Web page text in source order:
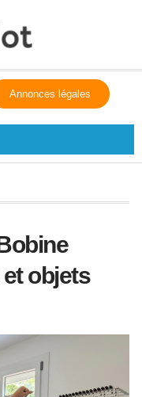
Annonces légales
objets